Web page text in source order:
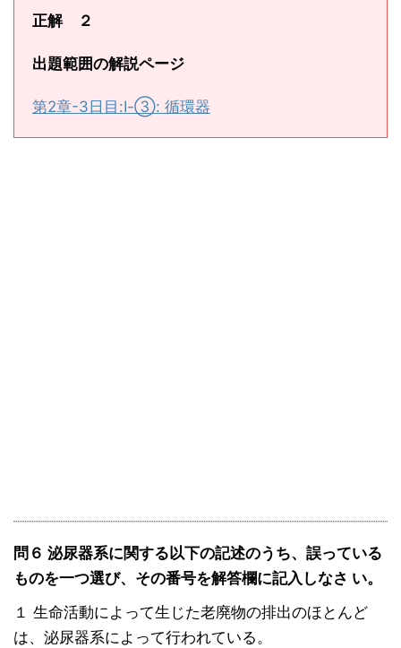
正解 ２
出題範囲の解説ページ
第2章-3日目:Ⅰ-③: 循環器
問６ 泌尿器系に関する以下の記述のうち、誤っている
ものを一つ選び、その番号を解答欄に記入しなさ い。
１ 生命活動によって生じた老廃物の排出のほとんど
は、泌尿器系によって行われている。